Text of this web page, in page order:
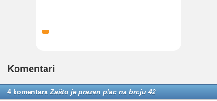
Komentari
4 komentara Zašto je prazan plac na broju 42